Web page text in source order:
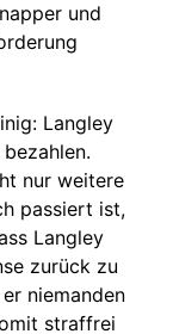
und
Langley
nur weitere
passiert ist,
Langley
zurück zu
niemanden
straffrei